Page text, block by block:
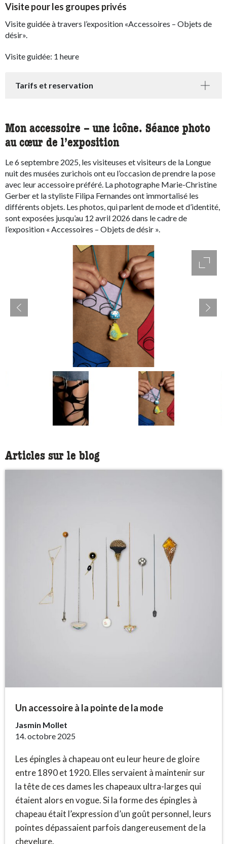
Visite pour les groupes privés
Visite guidée à travers l’exposition «Accessoires – Objets de
désir».
Visite guidée: 1 heure
Tarifs et reservation
Mon accessoire – une icône. Séance photo
au cœur de l’exposition
Le 6 septembre 2025, les visiteuses et visiteurs de la Longue
nuit des musées zurichois ont eu l’occasion de prendre la pose
avec leur accessoire préféré. La photographe Marie-Christine
Gerber et la styliste Filipa Fernandes ont immortalisé les
différents objets. Les photos, qui parlent de mode et d’identité,
sont exposées jusqu’au 12 avril 2026 dans le cadre de
l’exposition « Accessoires – Objets de désir ».
accessibility.slider.show_pre_image
Articles sur le blog
Un accessoire à la pointe de la mode
Jasmin Mollet
14. octobre 2025
Les épingles à chapeau ont eu leur heure de gloire
entre 1890 et 1920. Elles servaient à maintenir sur
la tête de ces dames les chapeaux ultra-larges qui
étaient alors en vogue. Si la forme des épingles à
chapeau était l’expression d’un goût personnel, leurs
pointes dépassaient parfois dangereusement de la
chevelure.